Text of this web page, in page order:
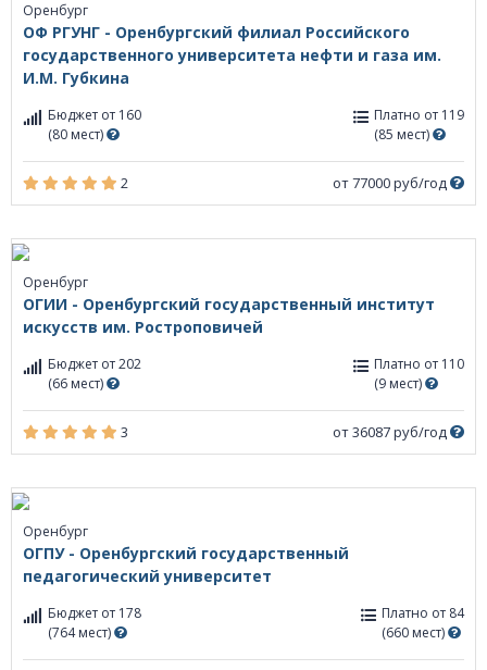
Оренбург
ОФ РГУНГ - Оренбургский филиал Российского
государственного университета нефти и газа им.
И.М. Губкина
Бюджет от 160
(80 мест)
Платно от 119
(85 мест)
2 от 77000 руб/год
Оренбург
ОГИИ - Оренбургский государственный институт
искусств им. Ростроповичей
Бюджет от 202
(66 мест)
Платно от 110
(9 мест)
3 от 36087 руб/год
Оренбург
ОГПУ - Оренбургский государственный
педагогический университет
Бюджет от 178
(764 мест)
Платно от 84
(660 мест)